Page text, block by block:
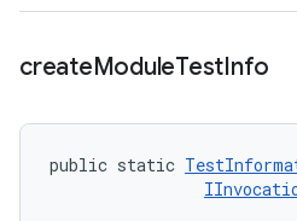
createModuleTestInfo
public static